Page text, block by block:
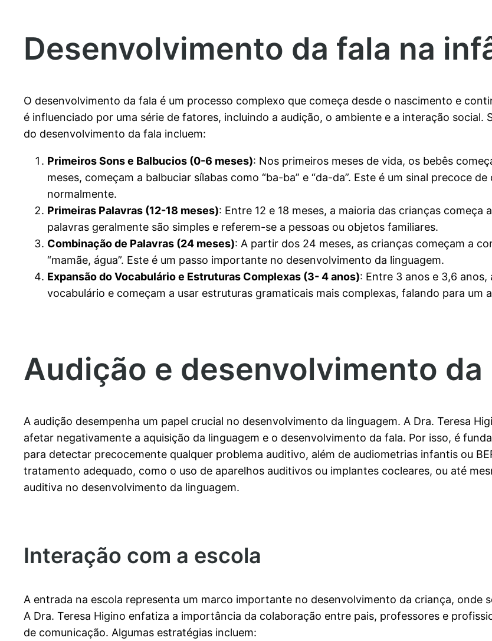
Desenvolvimento da fala na
O desenvolvimento da fala é um processo complexo que começa desde o nascimento e
é influenciado por uma série de fatores, incluindo a audição, o ambiente e a interação
do desenvolvimento da fala incluem:
Primeiros Sons e Balbucios (0-6 meses): Nos primeiros meses de vida, os bebês
meses, começam a balbuciar sílabas como “ba-ba” e “da-da”. Este é um sinal precoce
normalmente.
Primeiras Palavras (12-18 meses): Entre 12 e 18 meses, a maioria das crianças
palavras geralmente são simples e referem-se a pessoas ou objetos familiares.
Combinação de Palavras (24 meses): A partir dos 24 meses, as crianças começam a
“mamãe, água”. Este é um passo importante no desenvolvimento da linguagem.
Expansão do Vocabulário e Estruturas Complexas (3- 4 anos): Entre 3 anos e 3,6
vocabulário e começam a usar estruturas gramaticais mais complexas, falando para um
Audição e desenvolvimento
A audição desempenha um papel crucial no desenvolvimento da linguagem. A Dra. Teresa
afetar negativamente a aquisição da linguagem e o desenvolvimento da fala. Por isso, é
para detectar precocemente qualquer problema auditivo, além de audiometrias infantis ou
tratamento adequado, como o uso de aparelhos auditivos ou implantes cocleares, ou até
auditiva no desenvolvimento da linguagem.
Interação com a escola
A entrada na escola representa um marco importante no desenvolvimento da criança, onde
A Dra. Teresa Higino enfatiza a importância da colaboração entre pais, professores e
de comunicação. Algumas estratégias incluem: